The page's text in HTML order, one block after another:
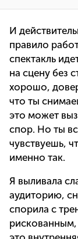
И
правило
спектакль
на сцену без
хорошо,
что ты
это может
спор. Но ты
чувствуешь,
именно так.
Я выливала
аудиторию,
спорила с